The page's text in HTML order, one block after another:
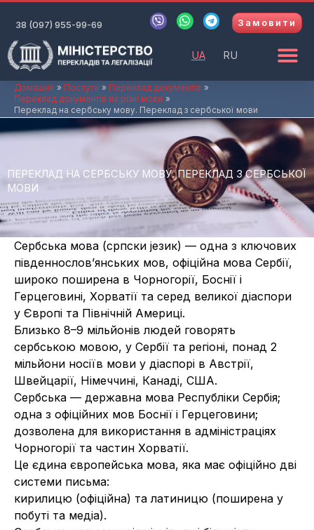
вмісту
38 (097) 955-99-69
V
i
W
h
a
p
T
e
r
Замовити
UA RU
Домашня Послуги
Переклад документів
Переклад документів на різні мови
Переклад на сербську мову. Переклад з сербської мови
ПЕРЕКЛАД НА СЕРБСЬКУ МОВУ. ПЕРЕКЛАД З СЕРБСЬКОЇ
МОВИ
Сербська мова (српски језик) — одна з ключових
південнослов’янських мов, офіційна мова Сербії,
широко поширена в Чорногорії, Боснії і
Герцеговині, Хорватії та серед великої діаспори
у Європі та Північній Америці.
Близько 8–9 мільйонів людей говорять
сербською мовою, у Сербії та регіоні, понад 2
мільйони носіїв мови у діаспорі в Австрії,
Швейцарії, Німеччині, Канаді, США.
Сербська — державна мова Республіки Сербія;
одна з офіційних мов Боснії і Герцеговини;
дозволена для використання в адміністраціях
Чорногорії та частин Хорватії.
Це єдина європейська мова, яка має офіційно дві
системи письма:
кирилицю (офіційна) та латиницю (поширена у
побуті та медіа).